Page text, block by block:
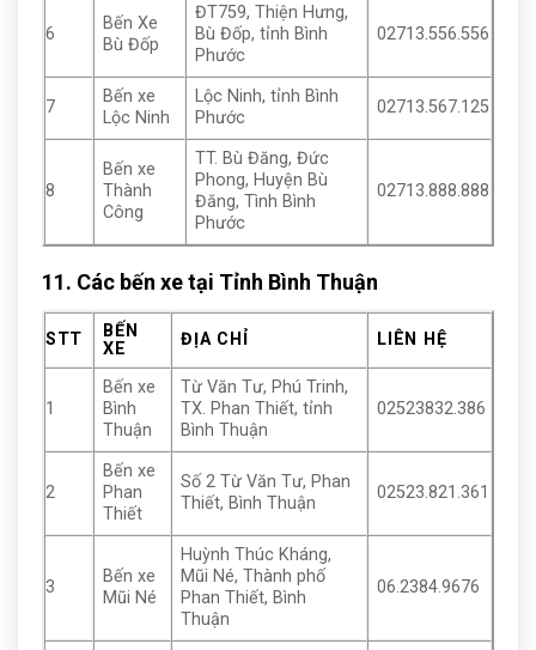
6
Bến Xe
Bù Đốp
ĐT759, Thiện Hưng,
Bù Đốp, tỉnh Bình
Phước
02713.556.556
7
Bến xe
Lộc Ninh
Lộc Ninh, tỉnh Bình
Phước
02713.567.125
8
Bến xe
Thành
Công
TT. Bù Đăng, Đức
Phong, Huyện Bù
Đăng, Tình Bình
Phước
02713.888.888
11. Các bến xe tại Tỉnh Bình Thuận
STT
BẾN
XE
ĐỊA CHỈ LIÊN HỆ
1
Bến xe
Bình
Thuận
Từ Văn Tư, Phú Trinh,
TX. Phan Thiết, tỉnh
Bình Thuận
02523832.386
2
Bến xe
Phan
Thiết
Số 2 Từ Văn Tư, Phan
Thiết, Bình Thuận
02523.821.361
3
Bến xe
Mũi Né
Huỳnh Thúc Kháng,
Mũi Né, Thành phố
Phan Thiết, Bình
Thuận
06.2384.9676